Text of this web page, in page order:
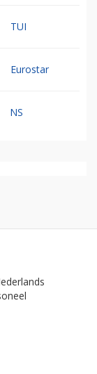
TUI
Eurostar
NS